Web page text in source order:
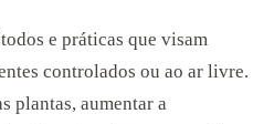
e práticas que visam
controlados ou ao ar livre.
plantas, aumentar a